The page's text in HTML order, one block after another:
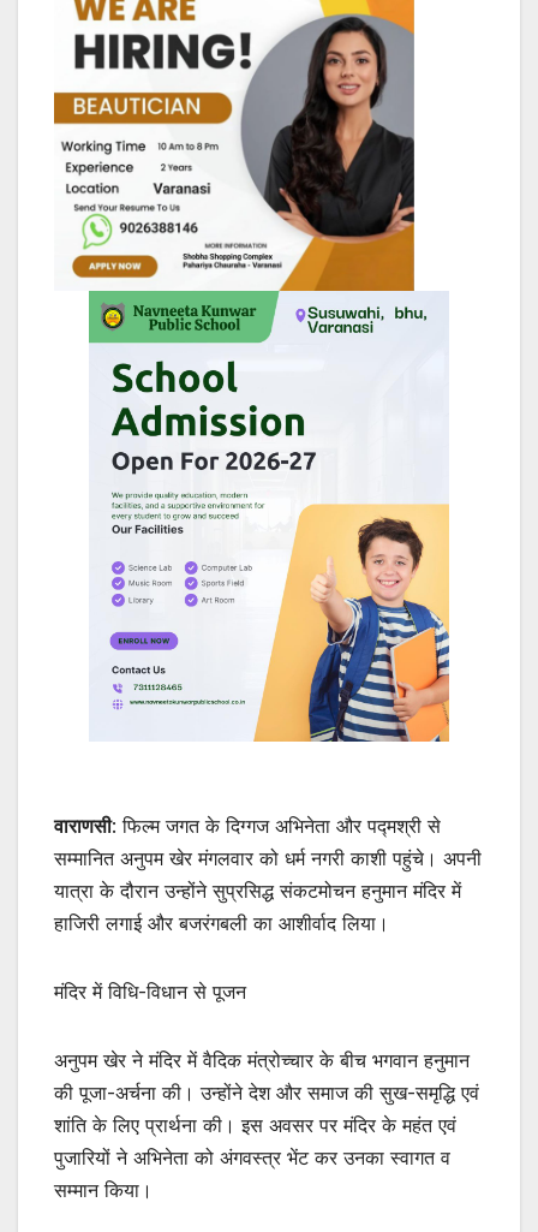
वाराणसी: फिल्म जगत के दिग्गज अभिनेता और पद्मश्री से
सम्मानित अनुपम खेर मंगलवार को धर्म नगरी काशी पहुंचे। अपनी
यात्रा के दौरान उन्होंने सुप्रसिद्ध संकटमोचन हनुमान मंदिर में
हाजिरी लगाई और बजरंगबली का आशीर्वाद लिया।
मंदिर में विधि-विधान से पूजन
अनुपम खेर ने मंदिर में वैदिक मंत्रोच्चार के बीच भगवान हनुमान
की पूजा-अर्चना की। उन्होंने देश और समाज की सुख-समृद्धि एवं
शांति के लिए प्रार्थना की। इस अवसर पर मंदिर के महंत एवं
पुजारियों ने अभिनेता को अंगवस्त्र भेंट कर उनका स्वागत व
सम्मान किया।